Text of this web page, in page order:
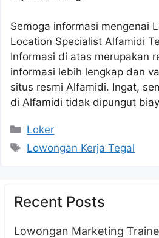
Semoga informasi mengenai
Location Specialist Alfamidi
Informasi di atas merupakan
informasi lebih lengkap dan
situs resmi Alfamidi. Ingat,
di Alfamidi tidak dipungut
Kategori
Loker
Tag
Lowongan Kerja Tegal
Recent Posts
Lowongan Marketing